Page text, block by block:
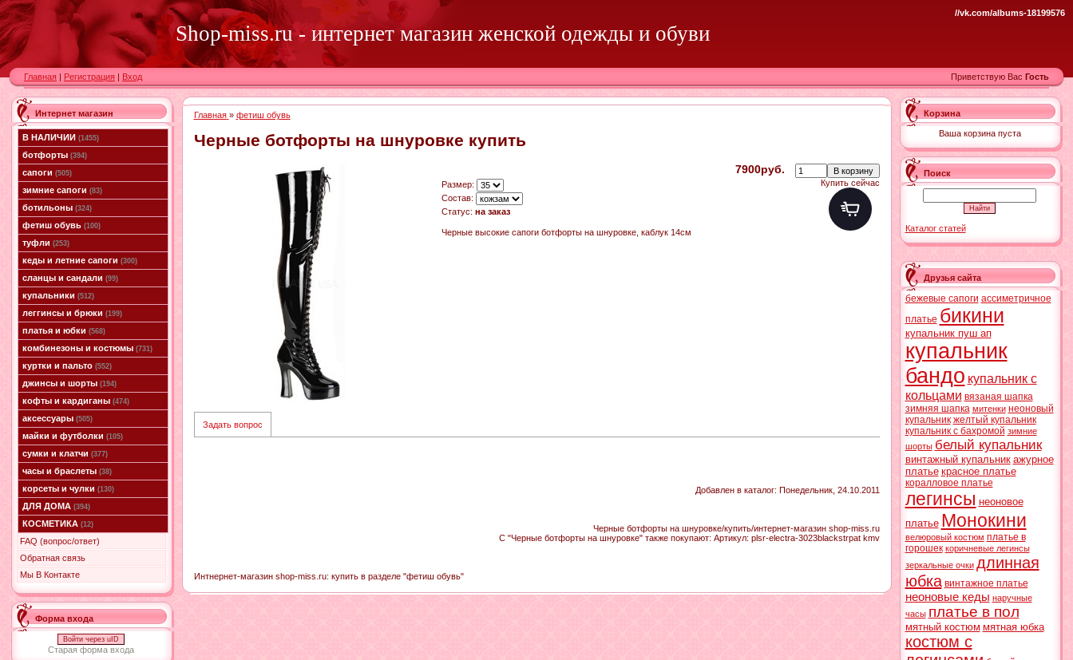
Shop-miss.ru - интернет магазин женской одежды и обуви
//vk.com/albums-18199576
Главная | Регистрация | Вход Приветствую Вас Гость
Интернет магазин
В НАЛИЧИИ(1455)
ботфорты(394)
сапоги(505)
зимние сапоги(83)
ботильоны(324)
фетиш обувь(100)
туфли(253)
кеды и летние сапоги(300)
сланцы и сандали(99)
купальники(512)
леггинсы и брюки(199)
платья и юбки(568)
комбинезоны и костюмы(731)
куртки и пальто(552)
джинсы и шорты(194)
кофты и кардиганы(474)
аксессуары(505)
майки и футболки(105)
сумки и клатчи(377)
часы и браслеты(38)
корсеты и чулки(130)
ДЛЯ ДОМА(394)
КОСМЕТИКА(12)
FAQ (вопрос/ответ)
Обратная связь
Мы В Контакте
Форма входа
Войти через uID
Старая форма входа
Главная » фетиш обувь
Черные ботфорты на шнуровке купить
7900руб.
Размер:
Состав:
Статус: на заказ
Черные высокие сапоги ботфорты на шнуровке, каблук 14см
Купить сейчас
Задать вопрос
Добавлен в каталог: Понедельник, 24.10.2011
Черные ботфорты на шнуровке/купить/интернет-магазин shop-miss.ru
С "Черные ботфорты на шнуровке" также покупают: Артикул: plsr-electra-3023blackstrpat kmv
Интнернет-магазин shop-miss.ru: купить в разделе "фетиш обувь"
Корзина
Ваша корзина пуста
Поиск
Каталог статей
Друзья сайта
бежевые сапоги ассиметричное
платье бикини
купальник пуш ап
купальник
бандо купальник с
кольцами вязаная шапка
зимняя шапка митенки неоновый
купальник желтый купальник
купальник с бахромой зимние
шорты белый купальник
винтажный купальник ажурное
платье красное платье
коралловое платье
легинсы неоновое
платье Монокини
велюровый костюм платье в
горошек коричневые легинсы
зеркальные очки длинная
юбка винтажное платье
неоновые кеды наручные
часы платье в пол
мятный костюм мятная юбка
костюм с